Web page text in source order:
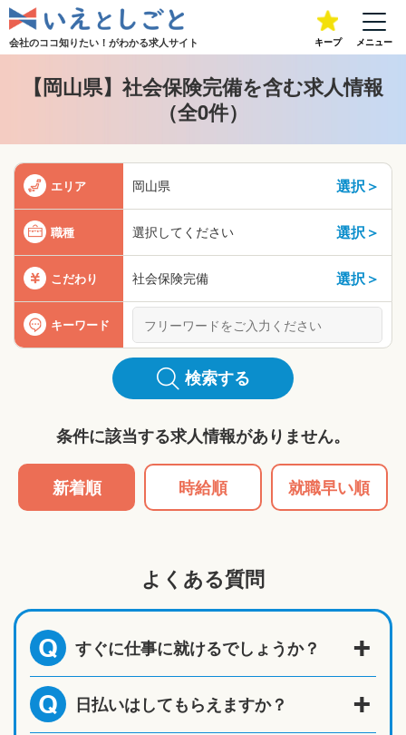
会社のココ知りたい！がわかる求人サイト キープ メニュー
【岡山県】社会保険完備を含む求人情報
（全0件）
エリア 岡山県 選択＞
職種 選択してください 選択＞
こだわり 社会保険完備 選択＞
キーワード
検索する
条件に該当する求人情報がありません。
新着順 時給順 就職早い順
よくある質問
Q すぐに仕事に就けるでしょうか？
Q 日払いはしてもらえますか？